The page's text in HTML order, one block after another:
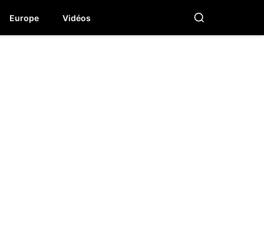
Europe Vidéos